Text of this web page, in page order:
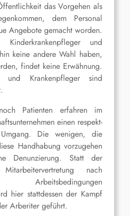
das Vorgehen als
dem Personal
Angebote gemacht worden.
Kinderkrankenpfleger und
keine andere Wahl haben,
findet keine Erwähnung.
und Krankenpfleger sind
Patienten erfahren im
einen respekt-
Die wenigen, die
Handhabung vorzugehen
Denunzierung. Statt der
nach
hier stattdessen der Kampf
Arberiter geführt.